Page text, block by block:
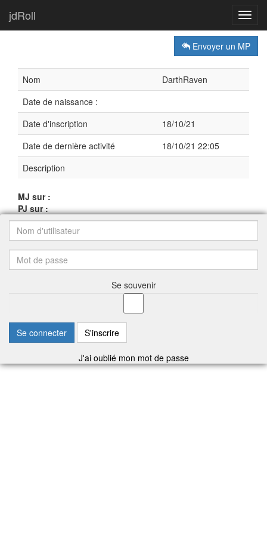
jdRoll
Envoyer un MP
Nom
DarthRaven
Date de naissance :
Date d'inscription
18/10/21
Date de dernière activité
18/10/21 22:05
Description
MJ sur :
PJ sur :
Se souvenir
Se connecter S'inscrire
J'ai oublié mon mot de passe